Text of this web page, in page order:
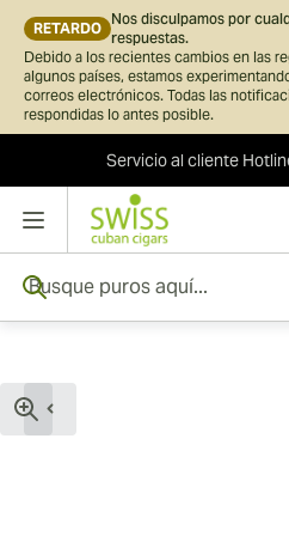
RETARDO
Nos disculpamos por
respuestas.
Debido a los recientes cambios en las
algunos países, estamos
correos electrónicos. Todas las
respondidas lo antes posible.
Servicio al cliente